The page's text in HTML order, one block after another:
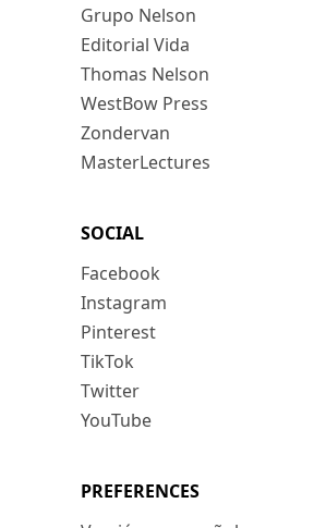
Grupo Nelson
Editorial Vida
Thomas Nelson
WestBow Press
Zondervan
MasterLectures
SOCIAL
Facebook
Instagram
Pinterest
TikTok
Twitter
YouTube
PREFERENCES